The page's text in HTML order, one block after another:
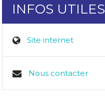
INFOS UTILES
Site internet
Nous contacter